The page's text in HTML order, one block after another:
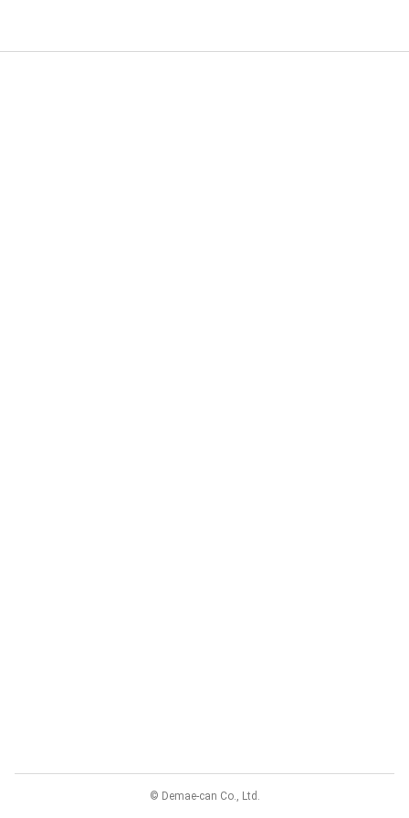
© Demae-can Co., Ltd.